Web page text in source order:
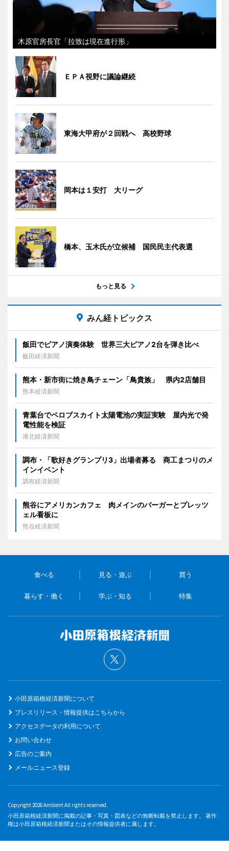
木原官房長官「拉致は現在進行形」
ＥＰＡ視野に議論継続
東海大甲府が２回戦へ 高校野球
岡本は１安打 大リーグ
橋本、玉木氏が立候補 国民民主代表選
もっと見る
みん経トピックス
飯田でピアノ演奏体験 世界三大ピアノ2台を弾き比べ
飯田経済新聞
熊本・新市街に焼き鳥チェーン「鳥貴族」 県内2店舗目
熊本経済新聞
青葉台でペロブスカイト太陽電池の実証実験 屋内光で発
電性能を検証
港北経済新聞
調布・「歌好きグランプリ3」出場者募る 商工まつりのメ
インイベント
調布経済新聞
熊谷にアメリカンカフェ 肉メインのバーガーとプレッツ
ェル看板に
熊谷経済新聞
食べる 見る・遊ぶ 買う
暮らす・働く 学ぶ・知る 特集
小田原箱根経済新聞について
プレスリリース・情報提供はこちらから
アクセスデータの利用について
お問い合わせ
広告のご案内
メールニュース登録
Copyright 2026 Ambient All rights reserved.
小田原箱根経済新聞に掲載の記事・写真・図表などの無断転載を禁止します。 著作
権は小田原箱根経済新聞またはその情報提供者に属します。